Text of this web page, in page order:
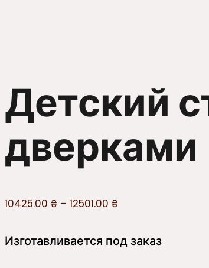
Детский
дверками
10425.00 ₴ – 12501.00 ₴
Изготавливается под заказ